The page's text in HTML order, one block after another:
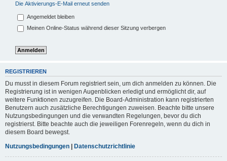
Die Aktivierungs-E-Mail erneut senden
Angemeldet bleiben
Meinen Online-Status während dieser Sitzung verbergen
REGISTRIEREN
Du musst in diesem Forum registriert sein, um dich anmelden zu können. Die
Registrierung ist in wenigen Augenblicken erledigt und ermöglicht dir, auf
weitere Funktionen zuzugreifen. Die Board-Administration kann registrierten
Benutzern auch zusätzliche Berechtigungen zuweisen. Beachte bitte unsere
Nutzungsbedingungen und die verwandten Regelungen, bevor du dich
registrierst. Bitte beachte auch die jeweiligen Forenregeln, wenn du dich in
diesem Board bewegst.
Nutzungsbedingungen | Datenschutzrichtlinie